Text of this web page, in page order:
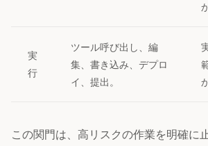
実
行
ツール呼び出し、編
集、書き込み、デプロ
イ、提出。
この関門は、高リスクの作業を明確に